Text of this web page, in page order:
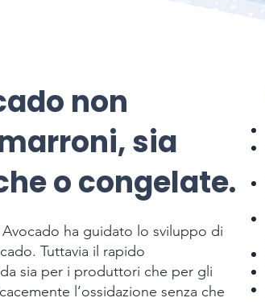
non
sia
o congelate.
ha guidato lo sviluppo di
Tuttavia il rapido
sia per i produttori che per gli
l‘ossidazione senza che